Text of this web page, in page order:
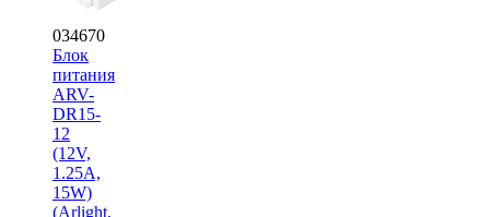
034670
Блок
питания
ARV-
DR15-
12
(12V,
1.25A,
15W)
(Arlight,